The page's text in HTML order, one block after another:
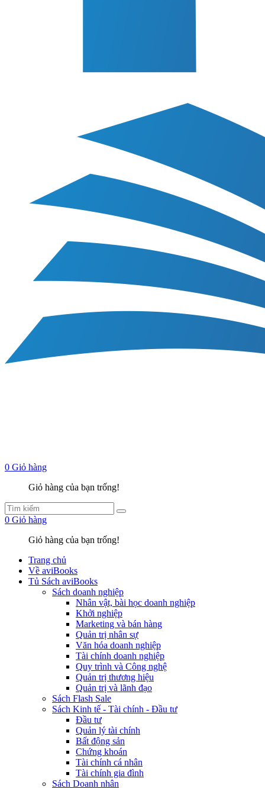
0 Giỏ hàng
Giỏ hàng của bạn trống!
0 Giỏ hàng
Giỏ hàng của bạn trống!
Trang chủ
Về aviBooks
Tủ Sách aviBooks
Sách doanh nghiệp
Nhân vật, bài học doanh nghiệp
Khởi nghiệp
Marketing và bán hàng
Quản trị nhân sự
Văn hóa doanh nghiệp
Tài chính doanh nghiệp
Quy trình và Công nghệ
Quản trị thương hiệu
Quản trị và lãnh đạo
Sách Flash Sale
Sách Kinh tế - Tài chính - Đầu tư
Đầu tư
Quản lý tài chính
Bất động sản
Chứng khoán
Tài chính cá nhân
Tài chính gia đình
Sách Doanh nhân